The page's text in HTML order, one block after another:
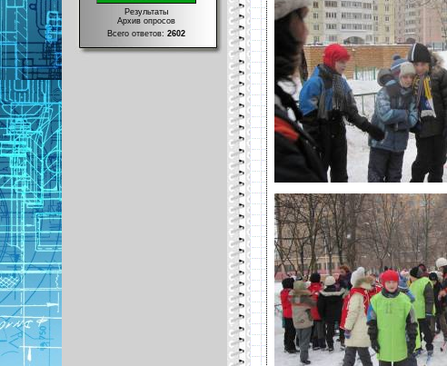
Результаты
Архив опросов
Всего ответов: 2602